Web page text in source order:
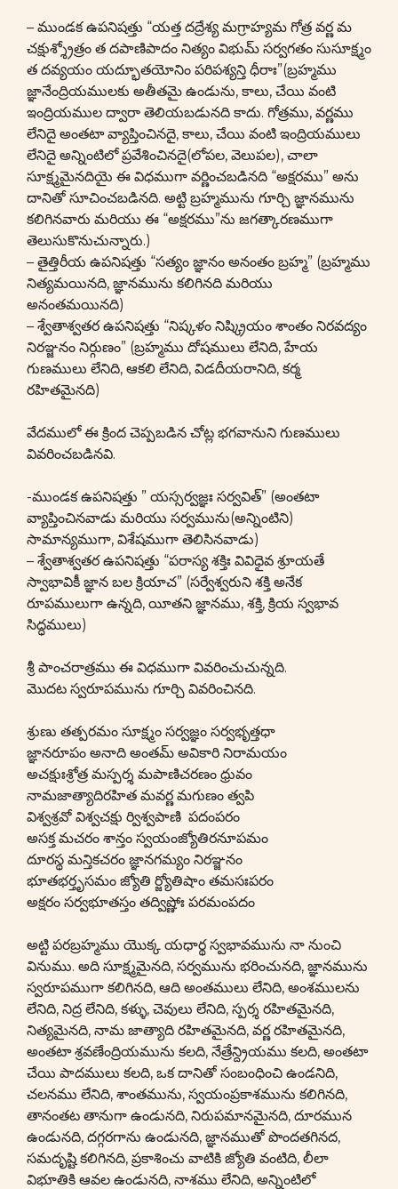
– ముండక ఉపనిషత్తు “యత్త దద్రేశ్య మగ్రాహ్యమ గోత్ర వర్ణ మ
చక్షుశ్శ్రోత్రం త దపాణిపాదం నిత్యం విభుమ్ సర్వగతం సుసూక్ష్మం
త దవ్యయం యద్భూతయోనిం పరిపశ్యన్తి ధీరాః”(బ్రహ్మము
జ్ఞానేంద్రియములకు అతీతమై ఉండును, కాలు, చేయి వంటి
ఇంద్రియముల ద్వారా తెలియబడునది కాదు. గోత్రము, వర్ణము
లేనిదై అంతటా వ్యాప్తించినదై, కాలు, చేయి వంటి ఇంద్రియములు
లేనిదై అన్నింటిలో ప్రవేశించినదై(లోపల, వెలుపల), చాలా
సూక్ష్మమైనదియై ఈ విధముగా వర్ణించబడినది “అక్షరము” అను
దానితో సూచించబడినది. అట్టి బ్రహ్మమును గూర్చి జ్ఞానమును
కలిగినవారు మరియు ఈ “అక్షరము”ను జగత్కారణముగా
తెలుసుకొనుచున్నారు.)
– తైత్తిరీయ ఉపనిషత్తు “సత్యం జ్ఞానం అనంతం బ్రహ్మ” (బ్రహ్మము
నిత్యమయినది, జ్ఞానమును కలిగినది మరియు
అనంతమయినది)
– శ్వేతాశ్వతర ఉపనిషత్తు “నిష్కళం నిష్క్రియం శాంతం నిరవద్యం
నిరఞ్జనం నిర్గుణం” (బ్రహ్మము దోషములు లేనిది, హేయ
గుణములు లేనిది, ఆకలి లేనిది, విడదీయరానిది, కర్మ
రహితమైనది)
వేదములో ఈ క్రింద చెప్పబడిన చోట్ల భగవానుని గుణములు
వివరించబడినవి.
-ముండక ఉపనిషత్తు ” యస్సర్వజ్ఞః సర్వవిత్” (అంతటా
వ్యాప్తించినవాడు మరియు సర్వమును(అన్నింటిని)
సామాన్యముగా, విశేషముగా తెలిసినవాడు)
– శ్వేతాశ్వతర ఉపనిషత్తు “పరాస్య శక్తిః వివిధైవ శ్రూయతే
స్వాభావికీ జ్ఞాన బల క్రియాచ” (సర్వేశ్వరుని శక్తి అనేక
రూపములుగా ఉన్నది, యీతని జ్ఞానము, శక్తి, క్రియ స్వభావ
సిద్ధములు)
శ్రీ పాంచరాత్రము ఈ విధముగా వివరించుచున్నది.
మొదట స్వరూపమును గూర్చి వివరించినది.
శ్రుణు తత్పరమం సూక్ష్మం సర్వజ్ఞం సర్వభృత్తధా
జ్ఞానరూపం అనాది అంతమ్ అవికారి నిరామయం
అచక్షుఃశ్రోత్ర మస్పర్శ మపాణిచరణం ధ్రువం
నామజాత్యాదిరహిత మవర్ణ మగుణం త్వపి
విశ్వశ్రవో విశ్వచక్షు ర్విశ్వపాణి పదంపరం
అసక్త మచరం శాన్తం స్వయంజ్యోతిరనూపమం
దూరస్థ మన్తికచరం జ్ఞానగమ్యం నిరఞ్జనం
భూతభర్తృసమం జ్యోతి ర్జ్యోతిషాం తమసఃపరం
అక్షరం సర్వభూతస్తం తద్విష్ణోః పరమంపదం
అట్టి పరబ్రహ్మము యొక్క యధార్థ స్వభావమును నా నుంచి
వినుము. అది సూక్ష్మమైనది, సర్వమును భరించునది, జ్ఞానమును
స్వరూపముగా కలిగినది, ఆది అంతములు లేనిది, అంశములను
లేనిది, నిద్ర లేనిది, కళ్ళు, చెవులు లేనిది, స్పర్శ రహితమైనది,
నిత్యమైనది, నామ జాత్యాది రహితమైనది, వర్ణ రహితమైనది,
అంతటా శ్రవణేంద్రియమును కలది, నేత్రేన్ద్రియము కలది, అంతటా
చేయి పాదములు కలది, ఒక దానితో సంబంధించి ఉండనిది,
చలనము లేనిది, శాంతమును, స్వయంప్రకాశమును కలిగినది,
తానంతట తానుగా ఉండునది, నిరుపమానమైనది, దూరమున
ఉండునది, దగ్గరగాను ఉండునది, జ్ఞానముతో పొందతగినద,
సమదృష్టి కలిగినది, ప్రకాశించు వాటికి జ్యోతి వంటిది, లీలా
విభూతికి ఆవల ఉండునది, నాశము లేనిది, అన్నింటిలో